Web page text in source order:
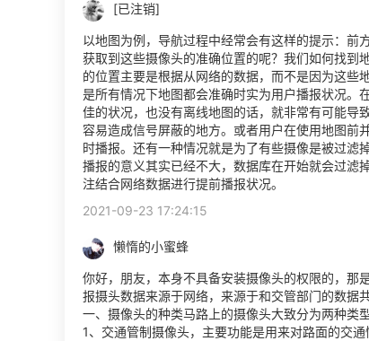
[已注销]
以地图为例，导航过程中经常会有这样的提示：
获取到这些摄像头的准确位置的呢？我们如何找到
的位置主要是根据从网络的数据，而不是因为这些
是所有情况下地图都会准确时实为用户播报状况。
佳的状况，也没有离线地图的话，就非常有可能导
容易造成信号屏蔽的地方。或者用户在使用地图前
时播报。还有一种情况就是为了有些摄像是被过滤
播报的意义其实已经不大，数据库在开始就会过滤
注结合网络数据进行提前播报状况。
2021-09-23 17:24:15
懒惰的小蜜蜂
你好，朋友，本身不具备安装摄像头的权限的，那
报摄头数据来源于网络，来源于和交管部门的数据共
一、摄像头的种类马路上的摄像头大致分为两种类型
1、交通管制摄像头，主要功能是用来对路面的交